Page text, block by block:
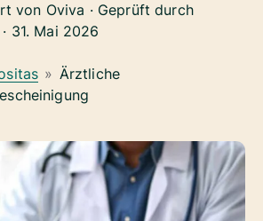
von Oviva · Geprüft durch
· 31. Mai 2026
» Ärztliche